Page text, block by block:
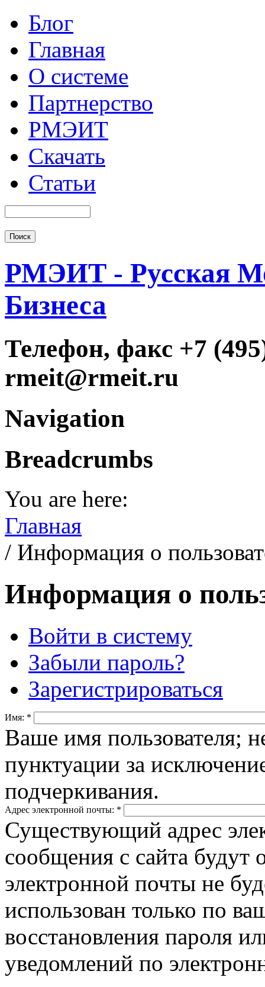
Блог
Главная
О системе
Партнерство
РМЭИТ
Скачать
Статьи
РМЭИТ - Русская
Бизнеса
Телефон, факс +7
rmeit@rmeit.ru
Navigation
Breadcrumbs
You are here:
Главная
/ Информация о
Информация о
Войти в систему
Забыли пароль?
Зарегистрироваться
Имя: *
Ваше имя пользователя;
пунктуации за
подчеркивания.
Адрес электронной почты: *
Существующий адрес
сообщения с сайта будут
электронной почты не
использован только по
восстановления пароля
уведомлений по